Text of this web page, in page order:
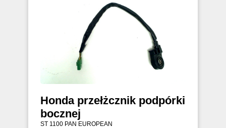
Honda przełżcznik podpórki
bocznej
ST 1100 PAN EUROPEAN